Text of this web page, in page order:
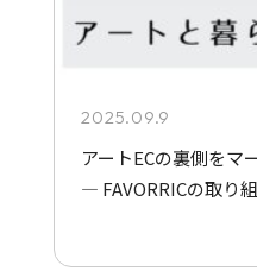
2025.09.9
アートECの裏側をマ
― FAVORRICの取り